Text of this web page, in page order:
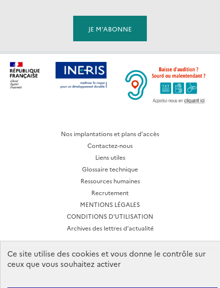
Nos implantations et plans d’accès
Contactez-nous
Liens utiles
Glossaire technique
Ressources humaines
Recrutement
MENTIONS LÉGALES
CONDITIONS D'UTILISATION
Archives des lettres d'actualité
Ineris 2026. Tous droits réservés.
Ce site utilise des cookies et vous donne le contrôle sur
ceux que vous souhaitez activer